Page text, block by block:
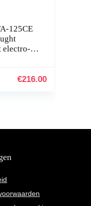
125CE
electro-
€216.00